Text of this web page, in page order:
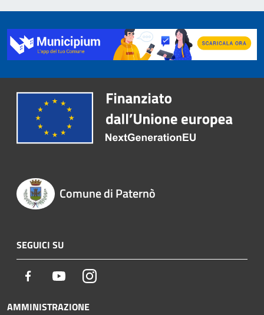
Comune di Paternò
SEGUICI SU
Facebook YoutubeInstagram
AMMINISTRAZIONE